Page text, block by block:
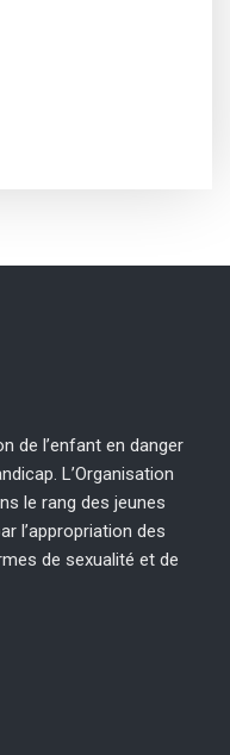
de l’enfant en danger
L’Organisation
le rang des jeunes
l’appropriation des
de sexualité et de